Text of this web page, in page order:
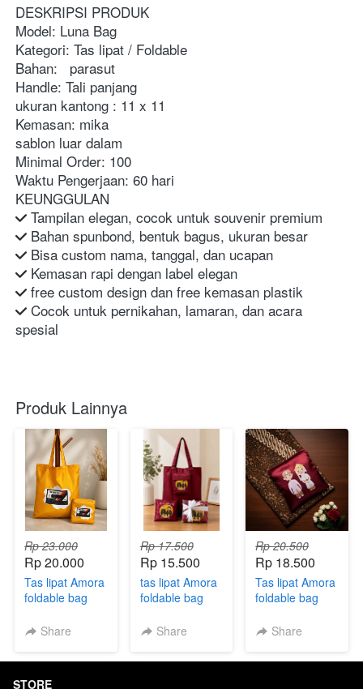
DESKRIPSI PRODUK
Model: Luna Bag
Kategori: Tas lipat / Foldable
Bahan:   parasut
Handle: Tali panjang
ukuran kantong : 11 x 11
Kemasan: mika
sablon luar dalam
Minimal Order: 100
Waktu Pengerjaan: 60 hari
KEUNGGULAN
Tampilan elegan, cocok untuk souvenir premium
Bahan spunbond, bentuk bagus, ukuran besar
Bisa custom nama, tanggal, dan ucapan
Kemasan rapi dengan label elegan
free custom design dan free kemasan plastik
Cocok untuk pernikahan, lamaran, dan acara
spesial
Produk Lainnya
Rp 23.000
Rp 20.000
Tas lipat Amora
foldable bag
Share
Rp 17.500
Rp 15.500
tas lipat Amora
foldable bag
Share
Rp 20.500
Rp 18.500
Tas lipat Amora
foldable bag
express
Share
STORE